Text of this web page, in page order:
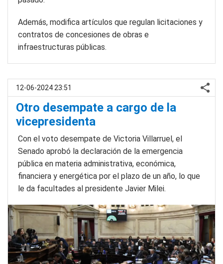
Además, modifica artículos que regulan licitaciones y
contratos de concesiones de obras e
infraestructuras públicas.
12-06-2024 23:51
Otro desempate a cargo de la
vicepresidenta
Con el voto desempate de Victoria Villarruel, el
Senado aprobó la declaración de la emergencia
pública en materia administrativa, económica,
financiera y energética por el plazo de un año, lo que
le da facultades al presidente Javier Milei.